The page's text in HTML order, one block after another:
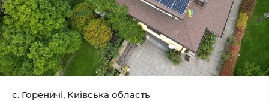
c. Гореничі, Київська область